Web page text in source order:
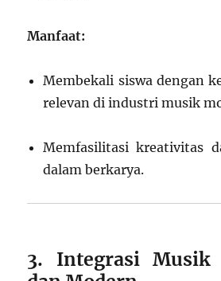
Manfaat:
Membekali siswa dengan
relevan di industri musik
Memfasilitasi kreativitas
dalam berkarya.
3. Integrasi Musik